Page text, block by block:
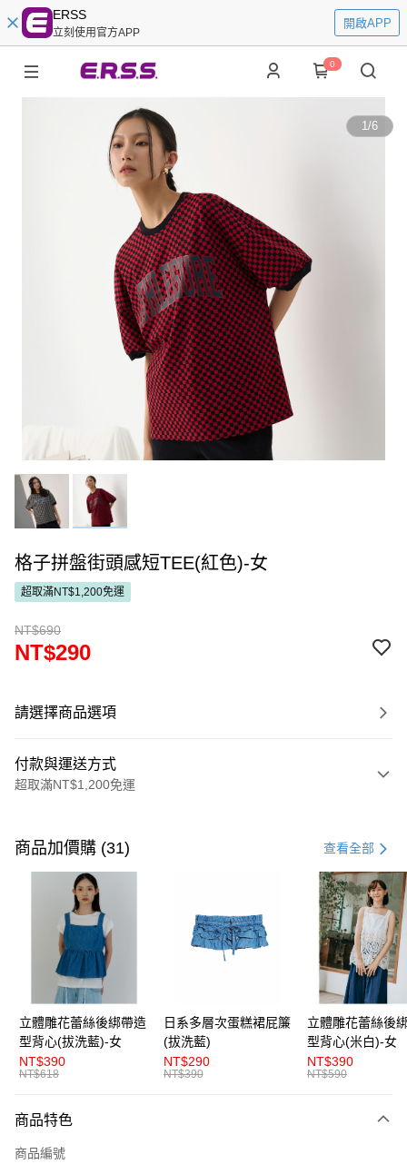
ERSS
立刻使用官方APP
開啟APP
0
1/6
格子拼盤街頭感短TEE(紅色)-女
超取滿NT$1,200免運
NT$690
NT$290
請選擇商品選項
付款與運送方式
超取滿NT$1,200免運
信用卡一次付款
超商取貨付款
LINE Pay
Apple Pay
街口支付
悠遊付
AFTEE先享後付
相關說明
便利好安心！
２．便利：只要手機號碼，簡訊認證，即可結帳。
運送方式
商品加價購 (31) 查看全部
立體雕花蕾絲後綁帶造
型背心(拔洗藍)-女
NT$390
NT$618
日系多層次蛋糕裙屁簾
(拔洗藍)
NT$290
NT$390
立體雕花蕾絲後
型背心(米白)-女
NT$390
NT$590
商品特色
商品編號